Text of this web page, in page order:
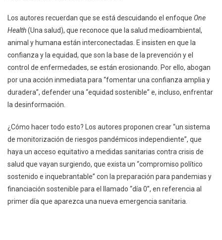
Los autores recuerdan que se está descuidando el enfoque One
Health(Una salud), que reconoce que la salud medioambiental,
animal y humana están interconectadas. E insisten en que la
confianza y la equidad, que son la base de la prevención y el
control de enfermedades, se están erosionando. Por ello, abogan
por una acción inmediata para “fomentar una confianza amplia y
duradera”, defender una “equidad sostenible” e, incluso, enfrentar
la desinformación.
¿Cómo hacer todo esto? Los autores proponen crear “un sistema
de monitorización de riesgos pandémicos independiente”, que
haya un acceso equitativo a medidas sanitarias contra crisis de
salud que vayan surgiendo, que exista un “compromiso político
sostenido e inquebrantable” con la preparación para pandemias y
financiación sostenible para el llamado “día 0”, en referencia al
primer día que aparezca una nueva emergencia sanitaria.